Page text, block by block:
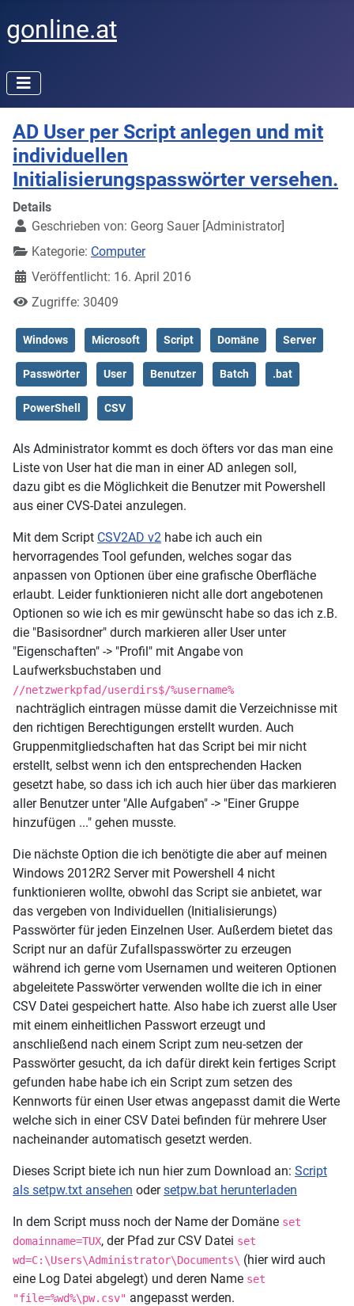
gonline.at
AD User per Script anlegen und mit
individuellen
Initialisierungspasswörter versehen.
Details
Geschrieben von: Georg Sauer [Administrator]
Kategorie: Computer
Veröffentlicht: 16. April 2016
Zugriffe: 30409
Windows Microsoft Script Domäne Server
Passwörter User Benutzer Batch .bat
PowerShell CSV
Als Administrator kommt es doch öfters vor das man eine
Liste von User hat die man in einer AD anlegen soll,
dazu gibt es die Möglichkeit die Benutzer mit Powershell
aus einer CVS-Datei anzulegen.
Mit dem Script CSV2AD v2 habe ich auch ein
hervorragendes Tool gefunden, welches sogar das
anpassen von Optionen über eine grafische Oberfläche
erlaubt. Leider funktionieren nicht alle dort angebotenen
Optionen so wie ich es mir gewünscht habe so das ich z.B.
die "Basisordner" durch markieren aller User unter
"Eigenschaften" -> "Profil" mit Angabe von
Laufwerksbuchstaben und
//netzwerkpfad/userdirs$/%username%
nachträglich eintragen müsse damit die Verzeichnisse mit
den richtigen Berechtigungen erstellt wurden. Auch
Gruppenmitgliedschaften hat das Script bei mir nicht
erstellt, selbst wenn ich den entsprechenden Hacken
gesetzt habe, so dass ich ich auch hier über das markieren
aller Benutzer unter "Alle Aufgaben" -> "Einer Gruppe
hinzufügen ..." gehen musste.
Die nächste Option die ich benötigte die aber auf meinen
Windows 2012R2 Server mit Powershell 4 nicht
funktionieren wollte, obwohl das Script sie anbietet, war
das vergeben von Individuellen (Initialisierungs)
Passwörter für jeden Einzelnen User. Außerdem bietet das
Script nur an dafür Zufallspasswörter zu erzeugen
während ich gerne vom Usernamen und weiteren Optionen
abgeleitete Passwörter verwenden wollte die ich in einer
CSV Datei gespeichert hatte. Also habe ich zuerst alle User
mit einem einheitlichen Passwort erzeugt und
anschließend nach einem Script zum neu-setzen der
Passwörter gesucht, da ich dafür direkt kein fertiges Script
gefunden habe habe ich ein Script zum setzen des
Kennworts für einen User etwas angepasst damit die Werte
welche sich in einer CSV Datei befinden für mehrere User
nacheinander automatisch gesetzt werden.
Dieses Script biete ich nun hier zum Download an: Script
als setpw.txt ansehen odersetpw.bat herunterladen
In dem Script muss noch der Name der Domäne set
domainname=TUX, der Pfad zur CSV Datei set
wd=C:\Users\Administrator\Documents\ (hier wird auch
eine Log Datei abgelegt) und deren Name set
"file=%wd%\pw.csv" angepasst werden.